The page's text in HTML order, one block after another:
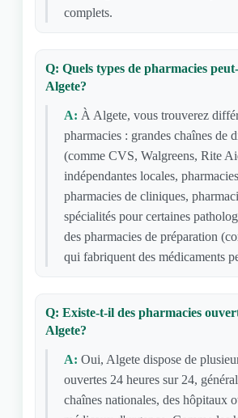
complets.
Q: Quels types de pharmacies
Algete?
A: À Algete, vous trouverez
pharmacies : grandes chaînes de
(comme CVS, Walgreens, Rite
indépendantes locales,
pharmacies de cliniques,
spécialités pour certaines
des pharmacies de préparation
qui fabriquent des médicaments
Q: Existe-t-il des pharmacies
Algete?
A: Oui, Algete dispose de
ouvertes 24 heures sur 24,
chaînes nationales, des hôpitaux